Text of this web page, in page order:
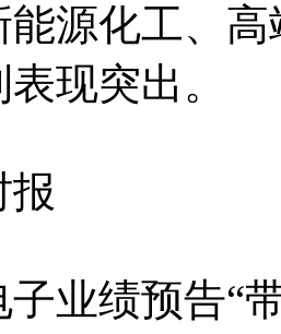
源化工、高
现突出。
绩预告“带